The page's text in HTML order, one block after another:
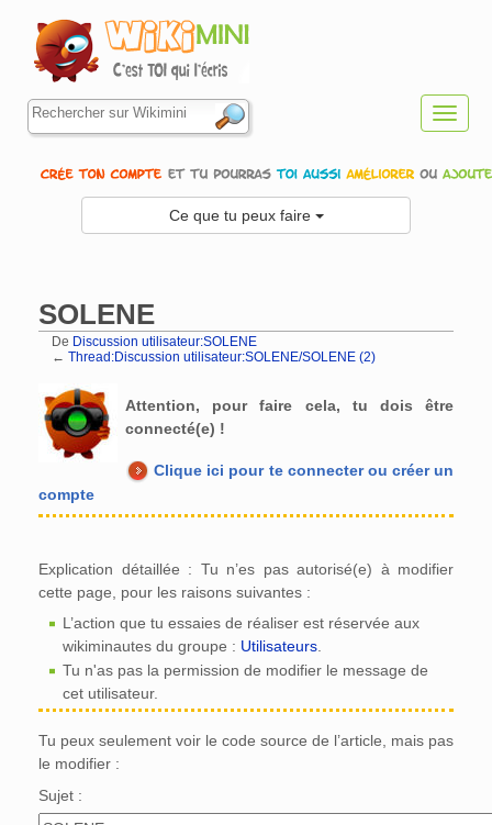
Ce que tu peux faire
SOLENE
De Discussion utilisateur:SOLENE
← Thread:Discussion utilisateur:SOLENE/SOLENE (2)
Attention, pour faire cela, tu dois être
connecté(e) !
Clique ici pour te connecter ou créer un
compte
Explication détaillée : Tu n’es pas autorisé(e) à modifier
cette page, pour les raisons suivantes :
L’action que tu essaies de réaliser est réservée aux
wikiminautes du groupe : Utilisateurs
Tu n'as pas la permission de modifier le message de
cet utilisateur.
Tu peux seulement voir le code source de l’article, mais pas
le modifier :
Sujet :